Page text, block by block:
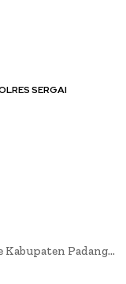
SERGAI
Padang...